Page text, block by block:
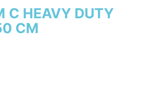
C HEAVY DUTY
CM